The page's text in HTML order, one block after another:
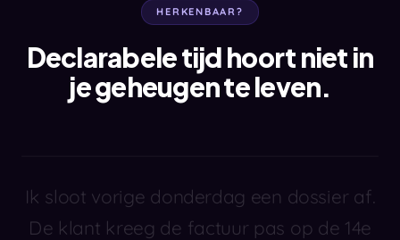
HERKENBAAR?
Declarabele tijd hoort niet in
je geheugen te leven.
Ik sloot vorige donderdag een dossier af.
De klant kreeg de factuur pas op de 14e